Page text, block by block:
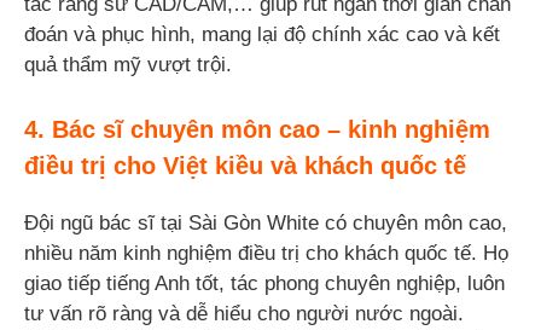
đoán và phục hình, mang lại độ chính xác cao và kết
quả thẩm mỹ vượt trội.
4. Bác sĩ chuyên môn cao – kinh nghiệm
điều trị cho Việt kiều và khách quốc tế
Đội ngũ bác sĩ tại Sài Gòn White có chuyên môn cao,
nhiều năm kinh nghiệm điều trị cho khách quốc tế. Họ
giao tiếp tiếng Anh tốt, tác phong chuyên nghiệp, luôn
tư vấn rõ ràng và dễ hiểu cho người nước ngoài.